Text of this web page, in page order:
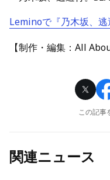
Leminoで『乃木坂、逃
【制作・編集：All
この記事
関連ニュース